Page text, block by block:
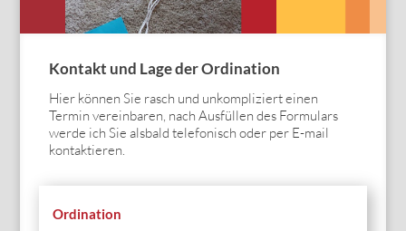
Kontakt und Lage der Ordination
Hier können Sie rasch und unkompliziert einen
Termin vereinbaren, nach Ausfüllen des Formulars
werde ich Sie alsbald telefonisch oder per E-mail
kontaktieren.
Ordination